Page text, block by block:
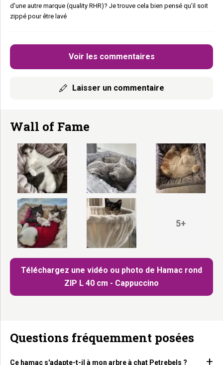
Voir les commentaires
Laisser un commentaire
d'une autre marque (quality RHR)? Je trouve cela bien pensé qu'il soit
zippé pour être lavé
Wall of Fame
Téléchargez une vidéo ou photo de Hamac rond
ZIP L 40 cm - Cappuccino
5+
Questions fréquemment posées
Ce hamac s'adapte-t-il à mon arbre à chat Petrebels ?